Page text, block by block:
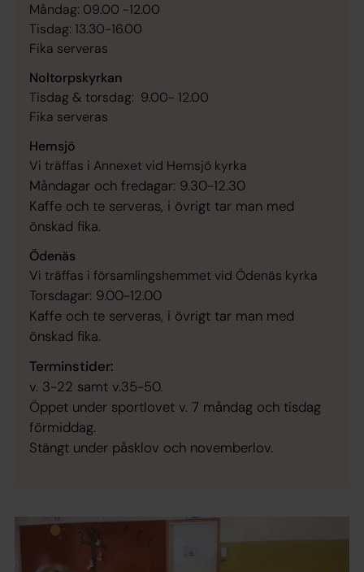
Måndag: 09.00 -12.00
Tisdag: 13.30-16.00
Fika serveras
Noltorpskyrkan
Tisdag & torsdag: 9.00- 12.00
Fika serveras
Hemsjö
Vi träffas i Annexet vid Hemsjö kyrka
Måndagar och fredagar: 9.30-12.30
Kaffe och te serveras, i övrigt tar man med
önskad fika.
Ödenäs
Vi träffas i församlingshemmet vid Ödenäs kyrka
Torsdagar: 9.00-12.00
Kaffe och te serveras, i övrigt tar man med
önskad fika.
Terminstider:
v. 3-22 samt v.35-50.
Öppet under sportlovet v. 7 måndag och tisdag
förmiddag.
Stängt under påsklov och novemberlov.